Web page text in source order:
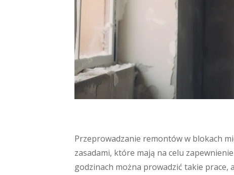
Przeprowadzanie remontów w blokach
zasadami, które mają na celu
godzinach można prowadzić takie prace,